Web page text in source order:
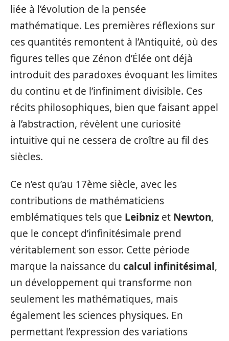
liée à l’évolution de la pensée
mathématique. Les premières réflexions sur
ces quantités remontent à l’Antiquité, où des
figures telles que Zénon d’Élée ont déjà
introduit des paradoxes évoquant les limites
du continu et de l’infiniment divisible. Ces
récits philosophiques, bien que faisant appel
à l’abstraction, révèlent une curiosité
intuitive qui ne cessera de croître au fil des
siècles.
Ce n’est qu’au 17ème siècle, avec les
contributions de mathématiciens
emblématiques tels que Leibniz et Newton,
que le concept d’infinitésimale prend
véritablement son essor. Cette période
marque la naissance du calcul infinitésimal,
un développement qui transforme non
seulement les mathématiques, mais
également les sciences physiques. En
permettant l’expression des variations